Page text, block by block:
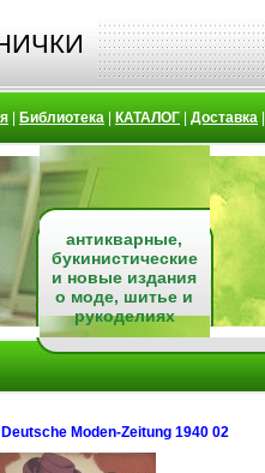
Библиотека КАТАЛОГ Доставка
антикварные,
букинистические
и новые издания
о моде, шитье и
рукоделиях
Deutsche Moden-Zeitung 1940 02